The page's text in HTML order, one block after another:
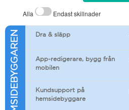
Alla Endast skillnader
Dra & släpp
App-redigerare, bygg från
mobilen
Kundsupport på
hemsidebyggare